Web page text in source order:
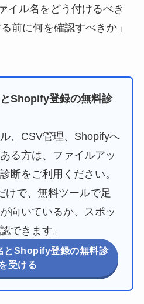
イル名をどう付けるべき
前に何を確認すべきか」
Shopify登録の無料診
、CSV管理、Shopifyへ
る方は、ファイルアッ
断をご利用ください。
けで、無料ツールで足
向いているか、スポッ
できます。
とShopify登録の無料診
受ける